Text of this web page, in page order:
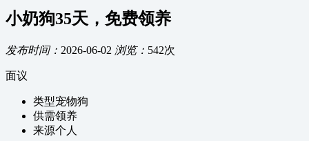
小奶狗35天，免费领养
发布时间： 2026-06-02 浏览： 542次
面议
类型宠物狗
供需领养
来源个人